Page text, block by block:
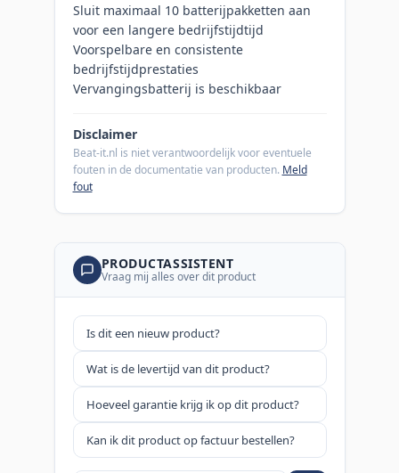
Sluit maximaal 10 batterijpakketten aan
voor een langere bedrijfstijdtijd
Voorspelbare en consistente
bedrijfstijdprestaties
Vervangingsbatterij is beschikbaar
Disclaimer
Beat-it.nl is niet verantwoordelijk voor eventuele
fouten in de documentatie van producten. Meld
fout
PRODUCTASSISTENT
Vraag mij alles over dit product
Is dit een nieuw product?
Wat is de levertijd van dit product?
Hoeveel garantie krijg ik op dit product?
Kan ik dit product op factuur bestellen?